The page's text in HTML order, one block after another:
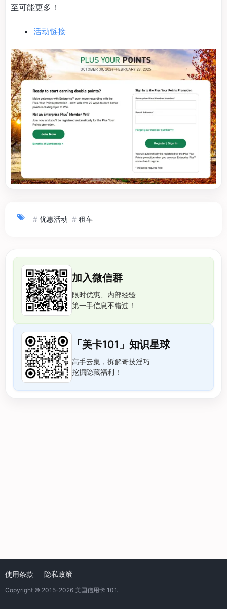
至可能更多！
活动链接
# 优惠活动 # 租车
加入微信群
限时优惠、内部经验
第一手信息不错过！
「美卡101」知识星球
高手云集，拆解奇技淫巧
挖掘隐藏福利！
使用条款 隐私政策
Copyright © 2015-2026 美国信用卡 101.